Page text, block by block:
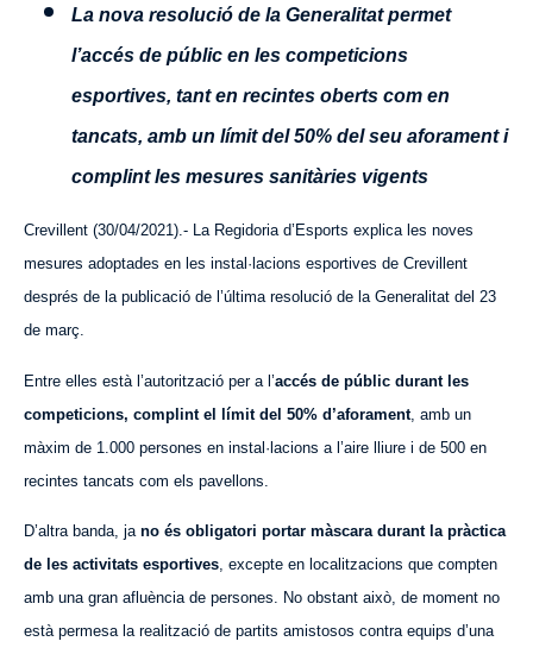
La nova resolució de la Generalitat permet
l’accés de públic en les competicions
esportives, tant en recintes oberts com en
tancats, amb un límit del 50% del seu aforament i
complint les mesures sanitàries vigents
Crevillent (30/04/2021).- La Regidoria d’Esports explica les noves
mesures adoptades en les instal·lacions esportives de Crevillent
després de la publicació de l’última resolució de la Generalitat del 23
de març.
Entre elles està l’autorització per a l’accés de públic durant les
competicions, complint el límit del 50% d’aforament, amb un
màxim de 1.000 persones en instal·lacions a l’aire lliure i de 500 en
recintes tancats com els pavellons.
D’altra banda, ja no és obligatori portar màscara durant la pràctica
de les activitats esportives, excepte en localitzacions que compten
amb una gran afluència de persones. No obstant això, de moment no
està permesa la realització de partits amistosos contra equips d’una